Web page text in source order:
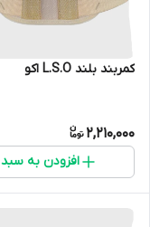
کمربند بلند L.S.O اکو
2,210,000
افزودن به سبد